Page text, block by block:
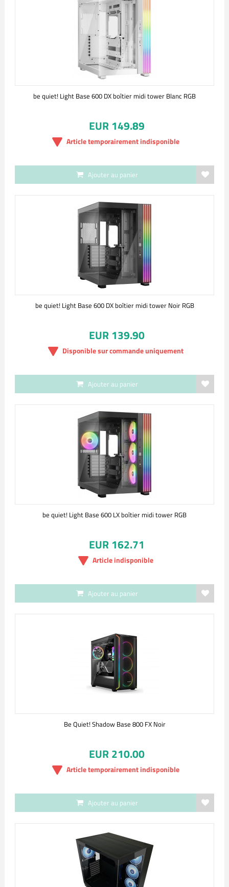
be quiet! Light Base 600 DX boîtier midi tower Blanc RGB
EUR 149.89
Article temporairement indisponible
Ajouter au panier
be quiet! Light Base 600 DX boîtier midi tower Noir RGB
EUR 139.90
Disponible sur commande uniquement
Ajouter au panier
be quiet! Light Base 600 LX boîtier midi tower RGB
EUR 162.71
Article indisponible
Ajouter au panier
Be Quiet! Shadow Base 800 FX Noir
EUR 210.00
Article temporairement indisponible
Ajouter au panier